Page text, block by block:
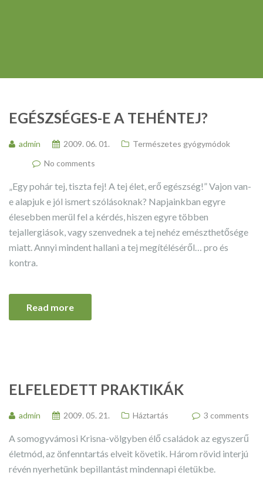
EGÉSZSÉGES-E A TEHÉNTEJ?
admin 2009. 06. 01.
Természetes gyógymódok
No comments
„Egy pohár tej, tiszta fej! A tej élet, erő egészség!” Vajon van-
e alapjuk e jól ismert szólásoknak? Napjainkban egyre
élesebben merül fel a kérdés, hiszen egyre többen
tejallergiások, vagy szenvednek a tej nehéz emészthetősége
miatt. Annyi mindent hallani a tej megítéléséről… pro és
kontra.
Read more
ELFELEDETT PRAKTIKÁK
admin 2009. 05. 21. Háztartás 3 comments
A somogyvámosi Krisna-völgyben élő családok az egyszerű
életmód, az önfenntartás elveit követik. Három rövid interjú
révén nyerhetünk bepillantást mindennapi életükbe.